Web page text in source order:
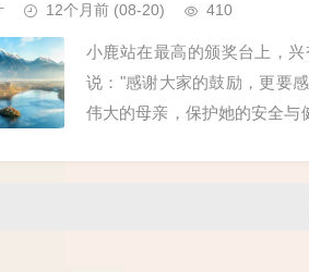
12个月前 (08-20) 410
小鹿站在最高的颁奖台上，
说："感谢大家的鼓励，更要
伟大的母亲，保护她的安全与